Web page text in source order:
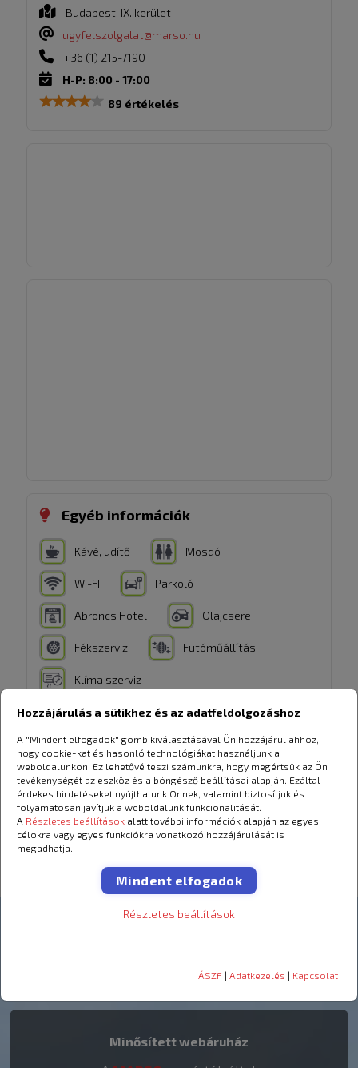
Budapest, IX. kerület
ugyfelszolgalat@marso.hu
+36 (1) 215-7190
H-P: 8:00 - 17:00
89 értékelés
Egyéb információk
Kávé, üdítő Mosdó
WI-FI Parkoló
Abroncs Hotel Olajcsere
Fékszerviz Futóműállítás
Klíma szerviz
Kapcsolódó képek
Véleményekrólunk
Minősített webáruház
Hozzájárulás a sütikhez és az adatfeldolgozáshoz
A "Mindent elfogadok" gomb kiválasztásával Ön hozzájárul ahhoz,
hogy cookie-kat és hasonló technológiákat használjunk a
weboldalunkon. Ez lehetővé teszi számunkra, hogy megértsük az Ön
tevékenységét az eszköz és a böngésző beállításai alapján. Ezáltal
érdekes hirdetéseket nyújthatunk Önnek, valamint biztosítjuk és
folyamatosan javítjuk a weboldalunk funkcionalitását.
A Részletes beállítások alatt további információk alapján az egyes
célokra vagy egyes funkciókra vonatkozó hozzájárulását is
megadhatja.
Mindent elfogadok
Részletes beállítások
ÁSZF | Adatkezelés | Kapcsolat